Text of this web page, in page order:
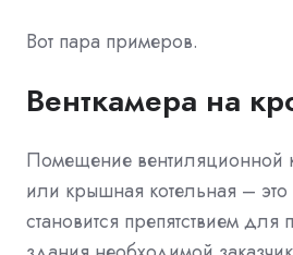
Вот пара примеров.
Венткамера на
Помещение вентиляционной
или крышная котельная –
становится препятствием для